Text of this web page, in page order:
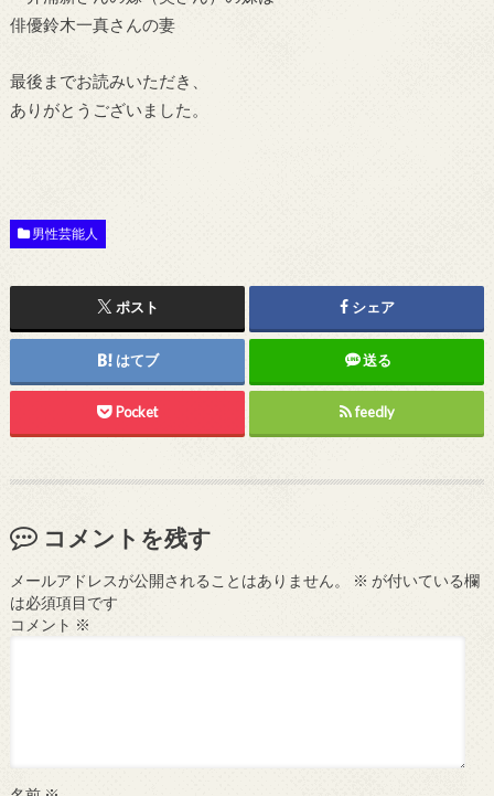
俳優鈴木一真さんの妻
最後までお読みいただき、
ありがとうございました。
男性芸能人
ポスト シェア
はてブ 送る
Pocket feedly
コメントを残す
メールアドレスが公開されることはありません。 ※ が付いている欄
は必須項目です
コメント ※